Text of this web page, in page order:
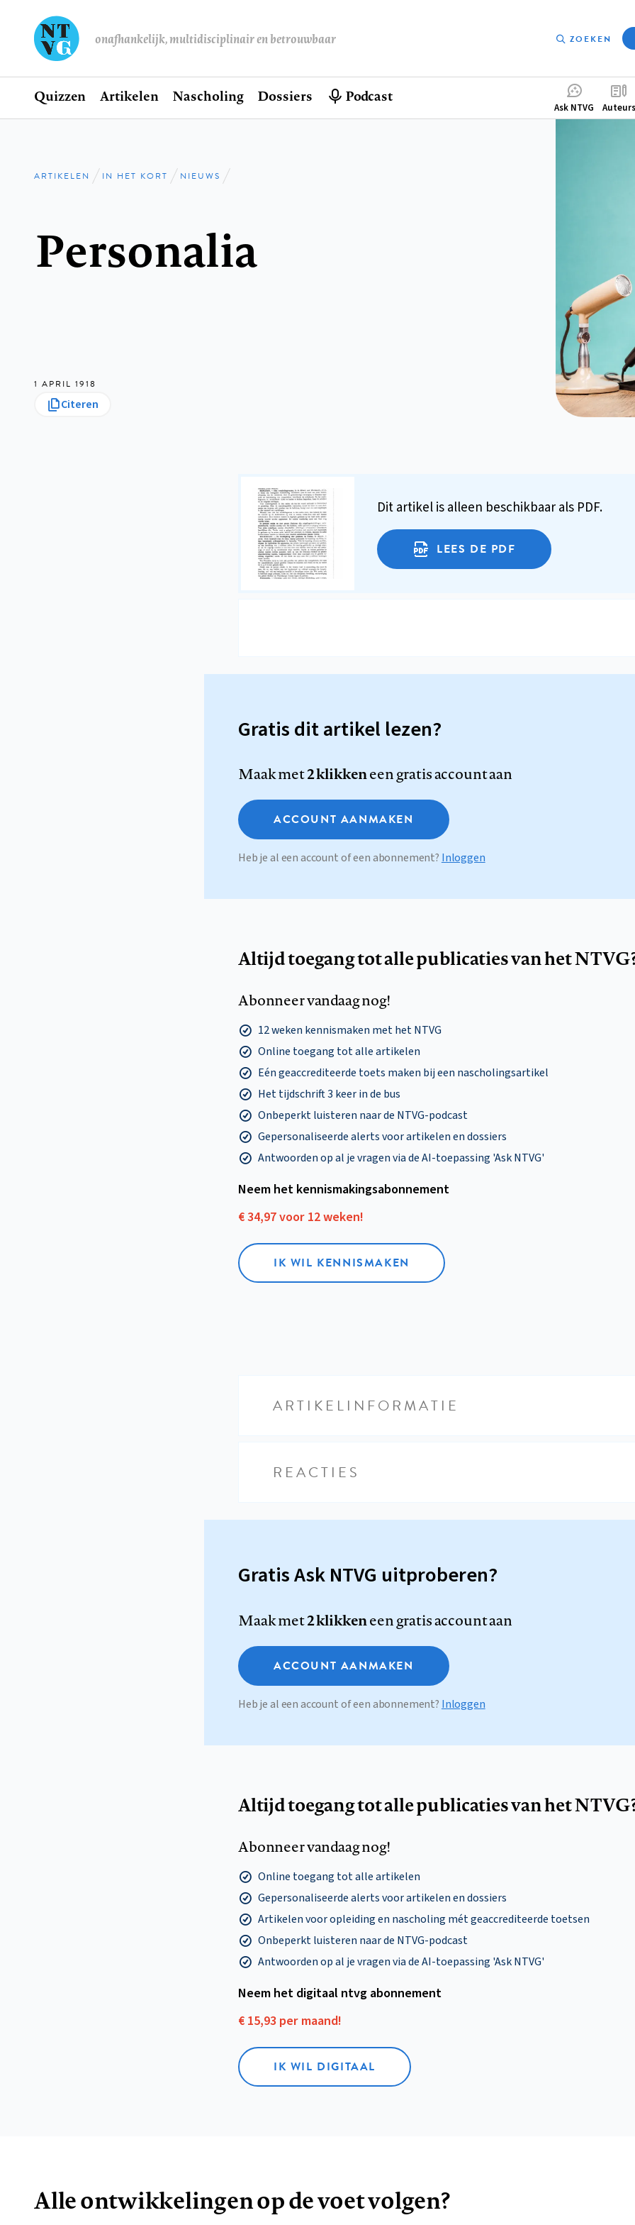
onafhankelijk, multidisciplinair en betrouwbaar ZOEKEN
Hoofdnavigatie
Home
Quizzen Artikelen Nascholing Dossiers Podcast
Ask NTVG Auteurs
Kruimelpad
ARTIKELEN IN HET KORT NIEUWS
Personalia
1 APRIL 1918
Citeren
Dit artikel is alleen beschikbaar als PDF.
LEES DE PDF
Gratis dit artikel lezen?
Maak met2 klikkeneen gratis account aan
ACCOUNT AANMAKEN
Heb je al een account of een abonnement? Inloggen
Altijd toegang tot alle publicaties van het
Abonneer vandaag nog!
12 weken kennismaken met het NTVG
Online toegang tot alle artikelen
Eén geaccrediteerde toets maken bij een nascholingsartikel
Het tijdschrift 3 keer in de bus
Onbeperkt luisteren naar de NTVG-podcast
Gepersonaliseerde alerts voor artikelen en dossiers
Antwoorden op al je vragen via de AI-toepassing 'Ask NTVG'
Neem het kennismakings­abonnement
€ 34,97 voor 12 weken!
IK WIL KENNISMAKEN
ARTIKELINFORMATIE
REACTIES
Gratis Ask NTVG uitproberen?
Maak met2 klikkeneen gratis account aan
ACCOUNT AANMAKEN
Heb je al een account of een abonnement? Inloggen
Altijd toegang tot alle publicaties van het
Abonneer vandaag nog!
Online toegang tot alle artikelen
Gepersonaliseerde alerts voor artikelen en dossiers
Artikelen voor opleiding en nascholing mét geaccrediteerde toetsen
Onbeperkt luisteren naar de NTVG-podcast
Antwoorden op al je vragen via de AI-toepassing 'Ask NTVG'
Neem het digitaal ntvg abonnement
€ 15,93 per maand!
IK WIL DIGITAAL
Alle ontwikkelingen op de voet volgen?